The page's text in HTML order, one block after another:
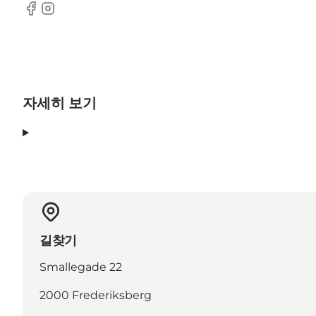
Facebook
Instagram
자세히 보기
길찾기
Smallegade 22
2000 Frederiksberg